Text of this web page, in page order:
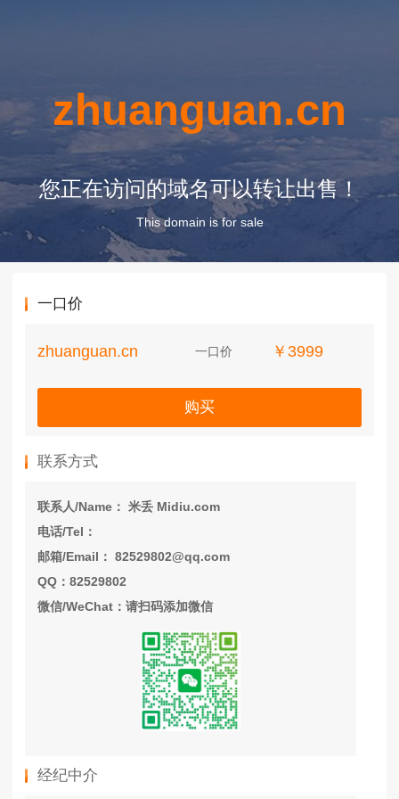
zhuanguan.cn
您正在访问的域名可以转让出售！
This domain is for sale
一口价
zhuanguan.cn 一口价 ￥3999
购买
联系方式
联系人/Name： 米丢 Midiu.com
电话/Tel：
邮箱/Email： 82529802@qq.com
QQ：82529802
微信/WeChat：请扫码添加微信
经纪中介